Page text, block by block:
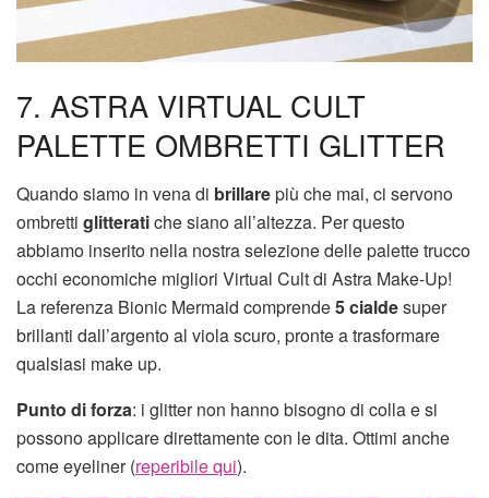
7. ASTRA VIRTUAL CULT
PALETTE OMBRETTI GLITTER
Quando siamo in vena di brillarepiù che mai, ci servono
ombretti glitteratiche siano all’altezza. Per questo
abbiamo inserito nella nostra selezione delle palette trucco
occhi economiche migliori Virtual Cult di Astra Make-Up!
La referenza Bionic Mermaid comprende5 cialdesuper
brillanti dall’argento al viola scuro, pronte a trasformare
qualsiasi make up.
Punto diforza: i glitter non hanno bisogno di colla e si
possono applicare direttamente con le dita. Ottimi anche
come eyeliner (reperibile qui).